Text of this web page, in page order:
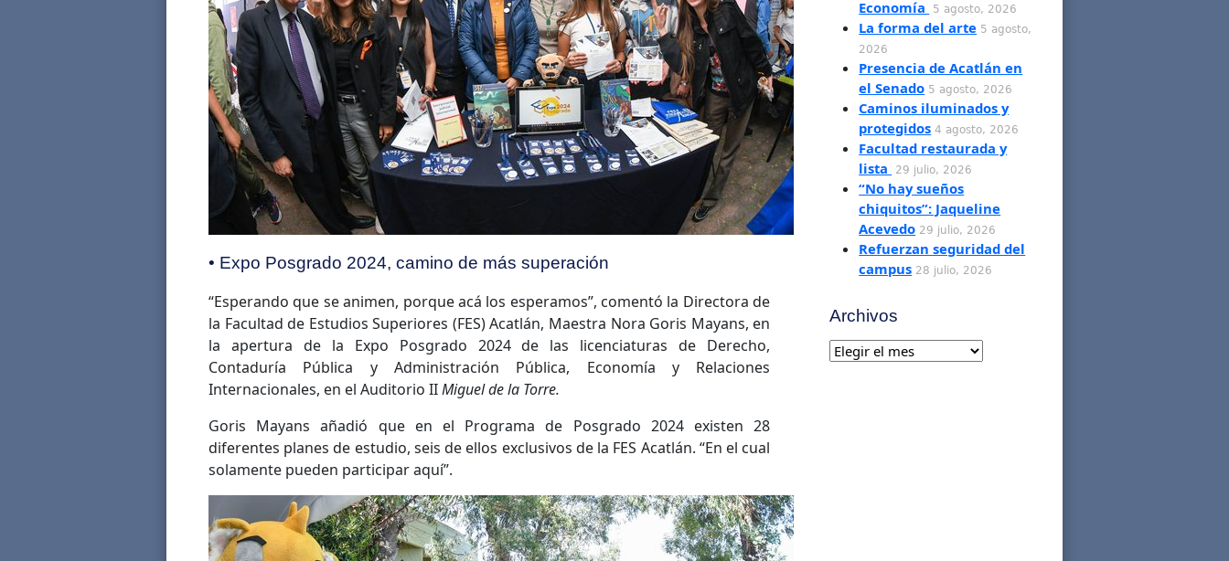
• Expo Posgrado 2024, camino de más superación
“Esperando que se animen, porque acá los esperamos”, comentó la Directora de
la Facultad de Estudios Superiores (FES) Acatlán, Maestra Nora Goris Mayans, en
la apertura de la Expo Posgrado 2024 de las licenciaturas de Derecho,
Contaduría Pública y Administración Pública, Economía y Relaciones
Internacionales, en el Auditorio IIMiguel de la Torre.
Goris Mayans añadió que en el Programa de Posgrado 2024 existen 28
diferentes planes de estudio, seis de ellos exclusivos de la FES Acatlán. “En el cual
solamente pueden participar aquí”.
Economía
5 agosto, 2026
La forma del arte 5 agosto,
2026
Presencia de Acatlán en
el Senado 5 agosto, 2026
Caminos iluminados y
protegidos 4 agosto, 2026
Facultad restaurada y
lista
29 julio, 2026
“No hay sueños
chiquitos”: Jaqueline
Acevedo 29 julio, 2026
Refuerzan seguridad del
campus 28 julio, 2026
Archivos
Archivos